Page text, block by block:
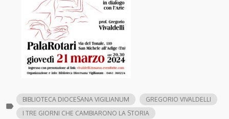
label
BIBLIOTECA DIOCESANA VIGILIANUM
GREGORIO VIVALDELLI
I TRE GIORNI CHE CAMBIARONO LA STORIA